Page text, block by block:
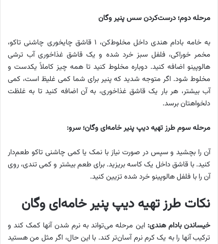
مرحله دوم؛ درست‌کردن سس پنیر وگان
به خامه بادام هندی داخل مخلوط‌کن، ۱ قاشق چایخوری چاشنی تاکو،
مخمر خوراکی، فلفل سبز خرد شده و یک قاشق غذاخوری آب ترشی
هالوپینو اضافه کنید. دوباره مخلوط کنید تا همه چیز کاملاً یکدست و
مخلوط شود. اگر متوجه شدید که پنیر برای شما کمی غلیظ است، کمی
آب بیشتر، هر بار یک قاشق غذاخوری، به آن اضافه کنید تا به غلظت
دلخواهتان برسد.
مرحله سوم طرز تهیه دیپ پنیر خامه‌ای وگان؛ سرو:
آن را بچشید و سپس در صورت نیاز با نمک یا کمی چاشنی تاکو طعم‌دار
کنید. با قاشق داخل یک کاسه بریزید. برای طعم بیشتر و کمی تندی، روی
آن را با فلفل هالوپینو خرد شده تزیین کنید.
نکات طرز تهیه دیپ پنیر خامه‌ای وگان
خیساندن بادام هندی:این مرحله می‌تواند به نرم شدن آنها کمک کند و
ترکیب آنها را به یک کرم نرم آسان‌تر کند. با این حال، اگر مثل من هستید